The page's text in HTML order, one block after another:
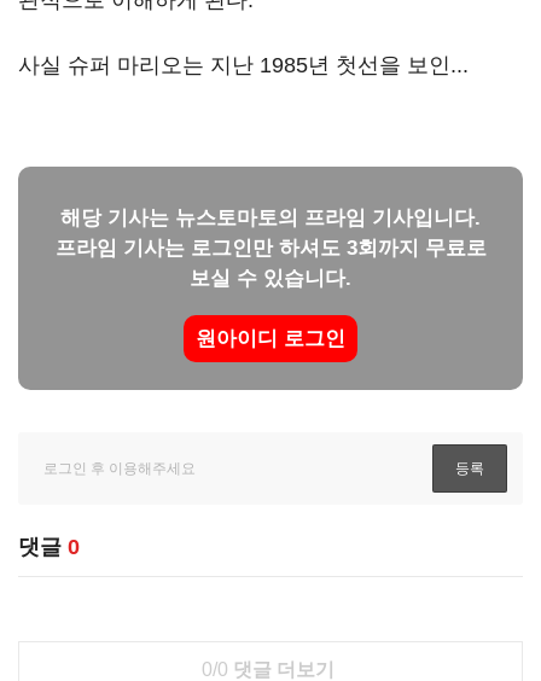
사실 슈퍼 마리오는 지난 1985년 첫선을 보인...
해당 기사는 뉴스토마토의 프라임 기사입니다.
프라임 기사는 로그인만 하셔도 3회까지 무료로
보실 수 있습니다.
원아이디 로그인
댓글 0
0/0 댓글 더보기